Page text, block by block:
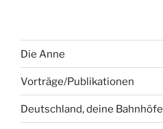
Die Anne
Vorträge/Publikationen
Deutschland, deine Bahnhöfe